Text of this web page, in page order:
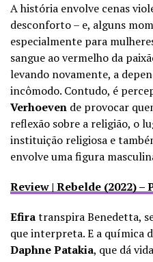
A história envolve cenas
desconforto – e, alguns
especialmente para
sangue ao vermelho da
levando novamente, a
incômodo. Contudo, é
Verhoeven de provocar
reflexão sobre a religião, o
instituição religiosa e
envolve uma figura
Review | Rebelde (2022)
Efiratranspira Benedetta,
que interpreta. E a química
Daphne Patakia, que dá